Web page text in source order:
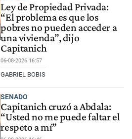
Ley de Propiedad Privada:
“El problema es que los
pobres no pueden acceder a
una vivienda”, dijo
Capitanich
06-08-2026 16:57
GABRIEL BOBIS
SENADO
Capitanich cruzó a Abdala:
“Usted no me puede faltar el
respeto a mí”